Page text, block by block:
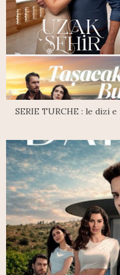
SERIE TURCHE : le dizi